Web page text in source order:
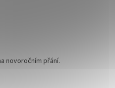
novoročním přání.